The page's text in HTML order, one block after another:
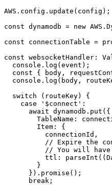
AWS.config.update(config);
const dynamodb = new
const connectionTable =
const websocketHandler:
  console.log(event);
const { body,
console.log(body,
  switch (routeKey) {
    case '$connect':
      await dynamodb.put({
TableName:
        Item: {
          connectionId,
// Expire the
// You will
ttl:
        }
      }).promise();
      break;